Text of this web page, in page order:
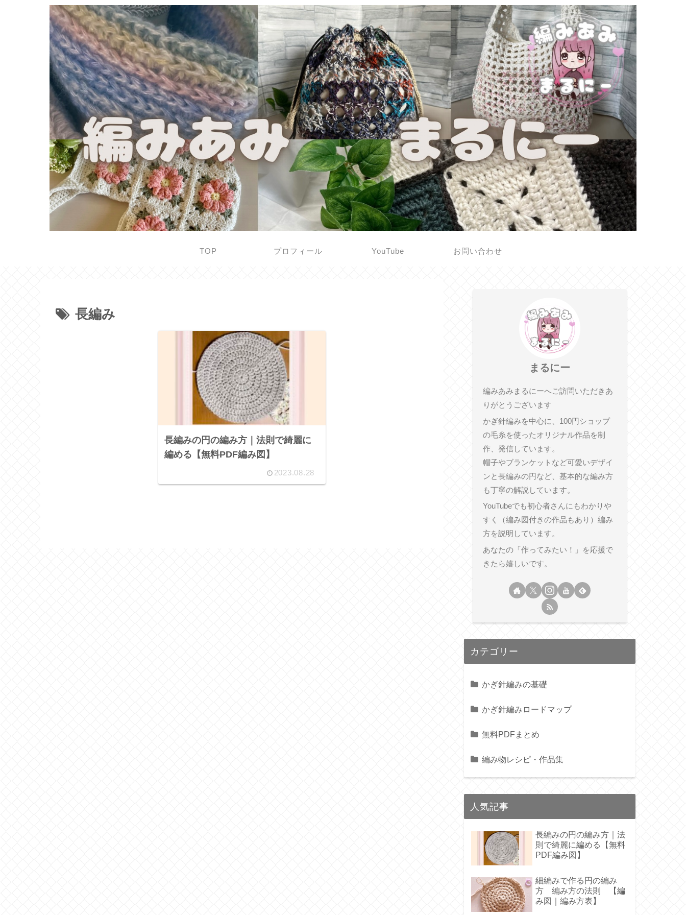
TOP プロフィール YouTube お問い合わせ
長編み
長編みの円の編み方｜法則で綺麗に
編める【無料PDF編み図】
2023.08.28
まるにー
編みあみまるにーへご訪問いただきあ
りがとうございます
かぎ針編みを中心に、100円ショップ
の毛糸を使ったオリジナル作品を制
作、発信しています。
帽子やブランケットなど可愛いデザイ
ンと長編みの円など、基本的な編み方
も丁寧の解説しています。
YouTubeでも初心者さんにもわかりや
すく（編み図付きの作品もあり）編み
方を説明しています。
あなたの「作ってみたい！」を応援で
きたら嬉しいです。
カテゴリー
かぎ針編みの基礎
かぎ針編みロードマップ
無料PDFまとめ
編み物レシピ・作品集
人気記事
長編みの円の編み方｜法
則で綺麗に編める【無料
PDF編み図】
細編みで作る円の編み
方 編み方の法則 【編
み図｜編み方表】